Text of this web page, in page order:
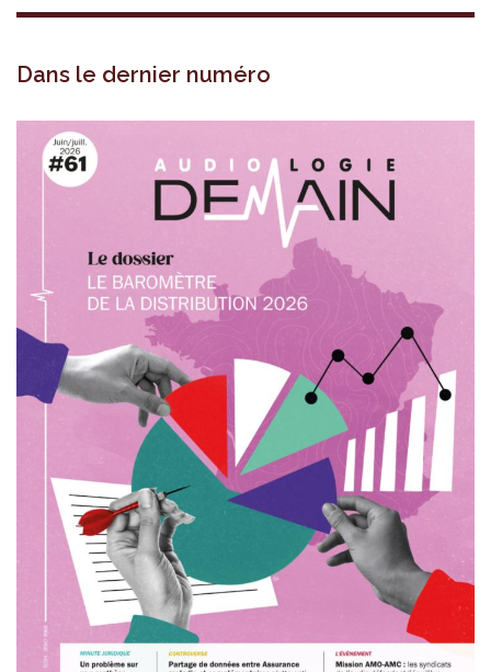
Dans le dernier numéro